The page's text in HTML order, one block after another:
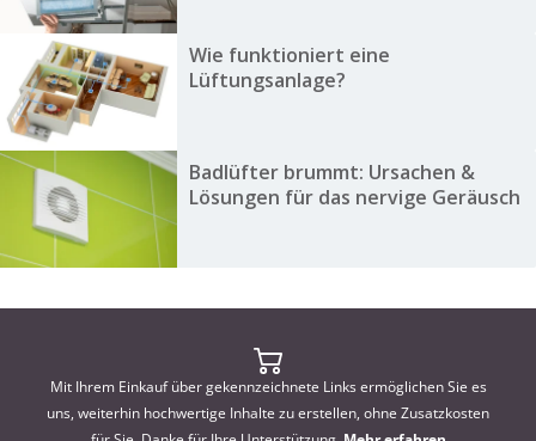
Wie funktioniert eine
Lüftungsanlage?
Badlüfter brummt: Ursachen &
Lösungen für das nervige Geräusch
Mit Ihrem Einkauf über gekennzeichnete Links ermöglichen Sie es
uns, weiterhin hochwertige Inhalte zu erstellen, ohne Zusatzkosten